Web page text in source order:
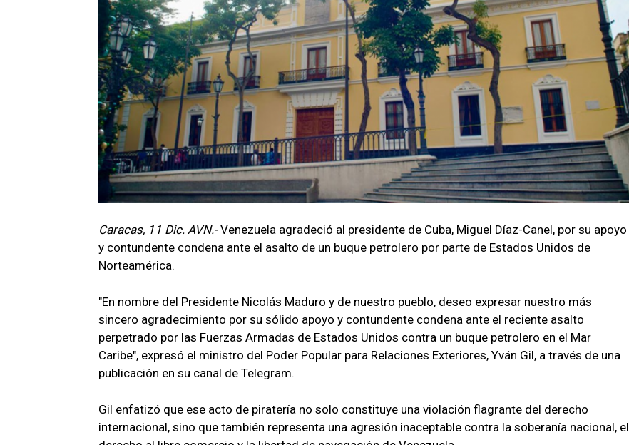
Caracas, 11 Dic. AVN.-Venezuela agradeció al presidente de Cuba, Miguel Díaz-Canel, por su apoyo
y contundente condena ante el asalto de un buque petrolero por parte de Estados Unidos de
Norteamérica.
"En nombre del Presidente Nicolás Maduro y de nuestro pueblo, deseo expresar nuestro más
sincero agradecimiento por su sólido apoyo y contundente condena ante el reciente asalto
perpetrado por las Fuerzas Armadas de Estados Unidos contra un buque petrolero en el Mar
Caribe", expresó el ministro del Poder Popular para Relaciones Exteriores, Yván Gil, a través de una
publicación en su canal de Telegram.
Gil enfatizó que ese acto de piratería no solo constituye una violación flagrante del derecho
internacional, sino que también representa una agresión inaceptable contra la soberanía nacional, el